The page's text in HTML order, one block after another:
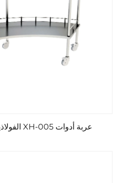
عربة أدوات XH-005 الفولاذية ذات الشكل المروحي